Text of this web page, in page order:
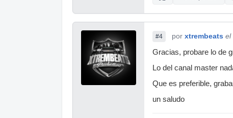
#4 por xtrembeats el
Gracias, probare lo de
Lo del canal master
Que es preferible,
un saludo